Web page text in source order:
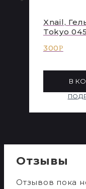
Xnail,
Tokyo
300Р
В
Отзывы
Отзывов пока